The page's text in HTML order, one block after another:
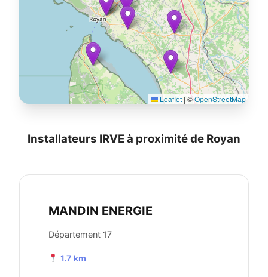
Leaflet | ©OpenStreetMap
Installateurs IRVE à proximité de Royan
MANDIN ENERGIE
Département 17
1.7 km